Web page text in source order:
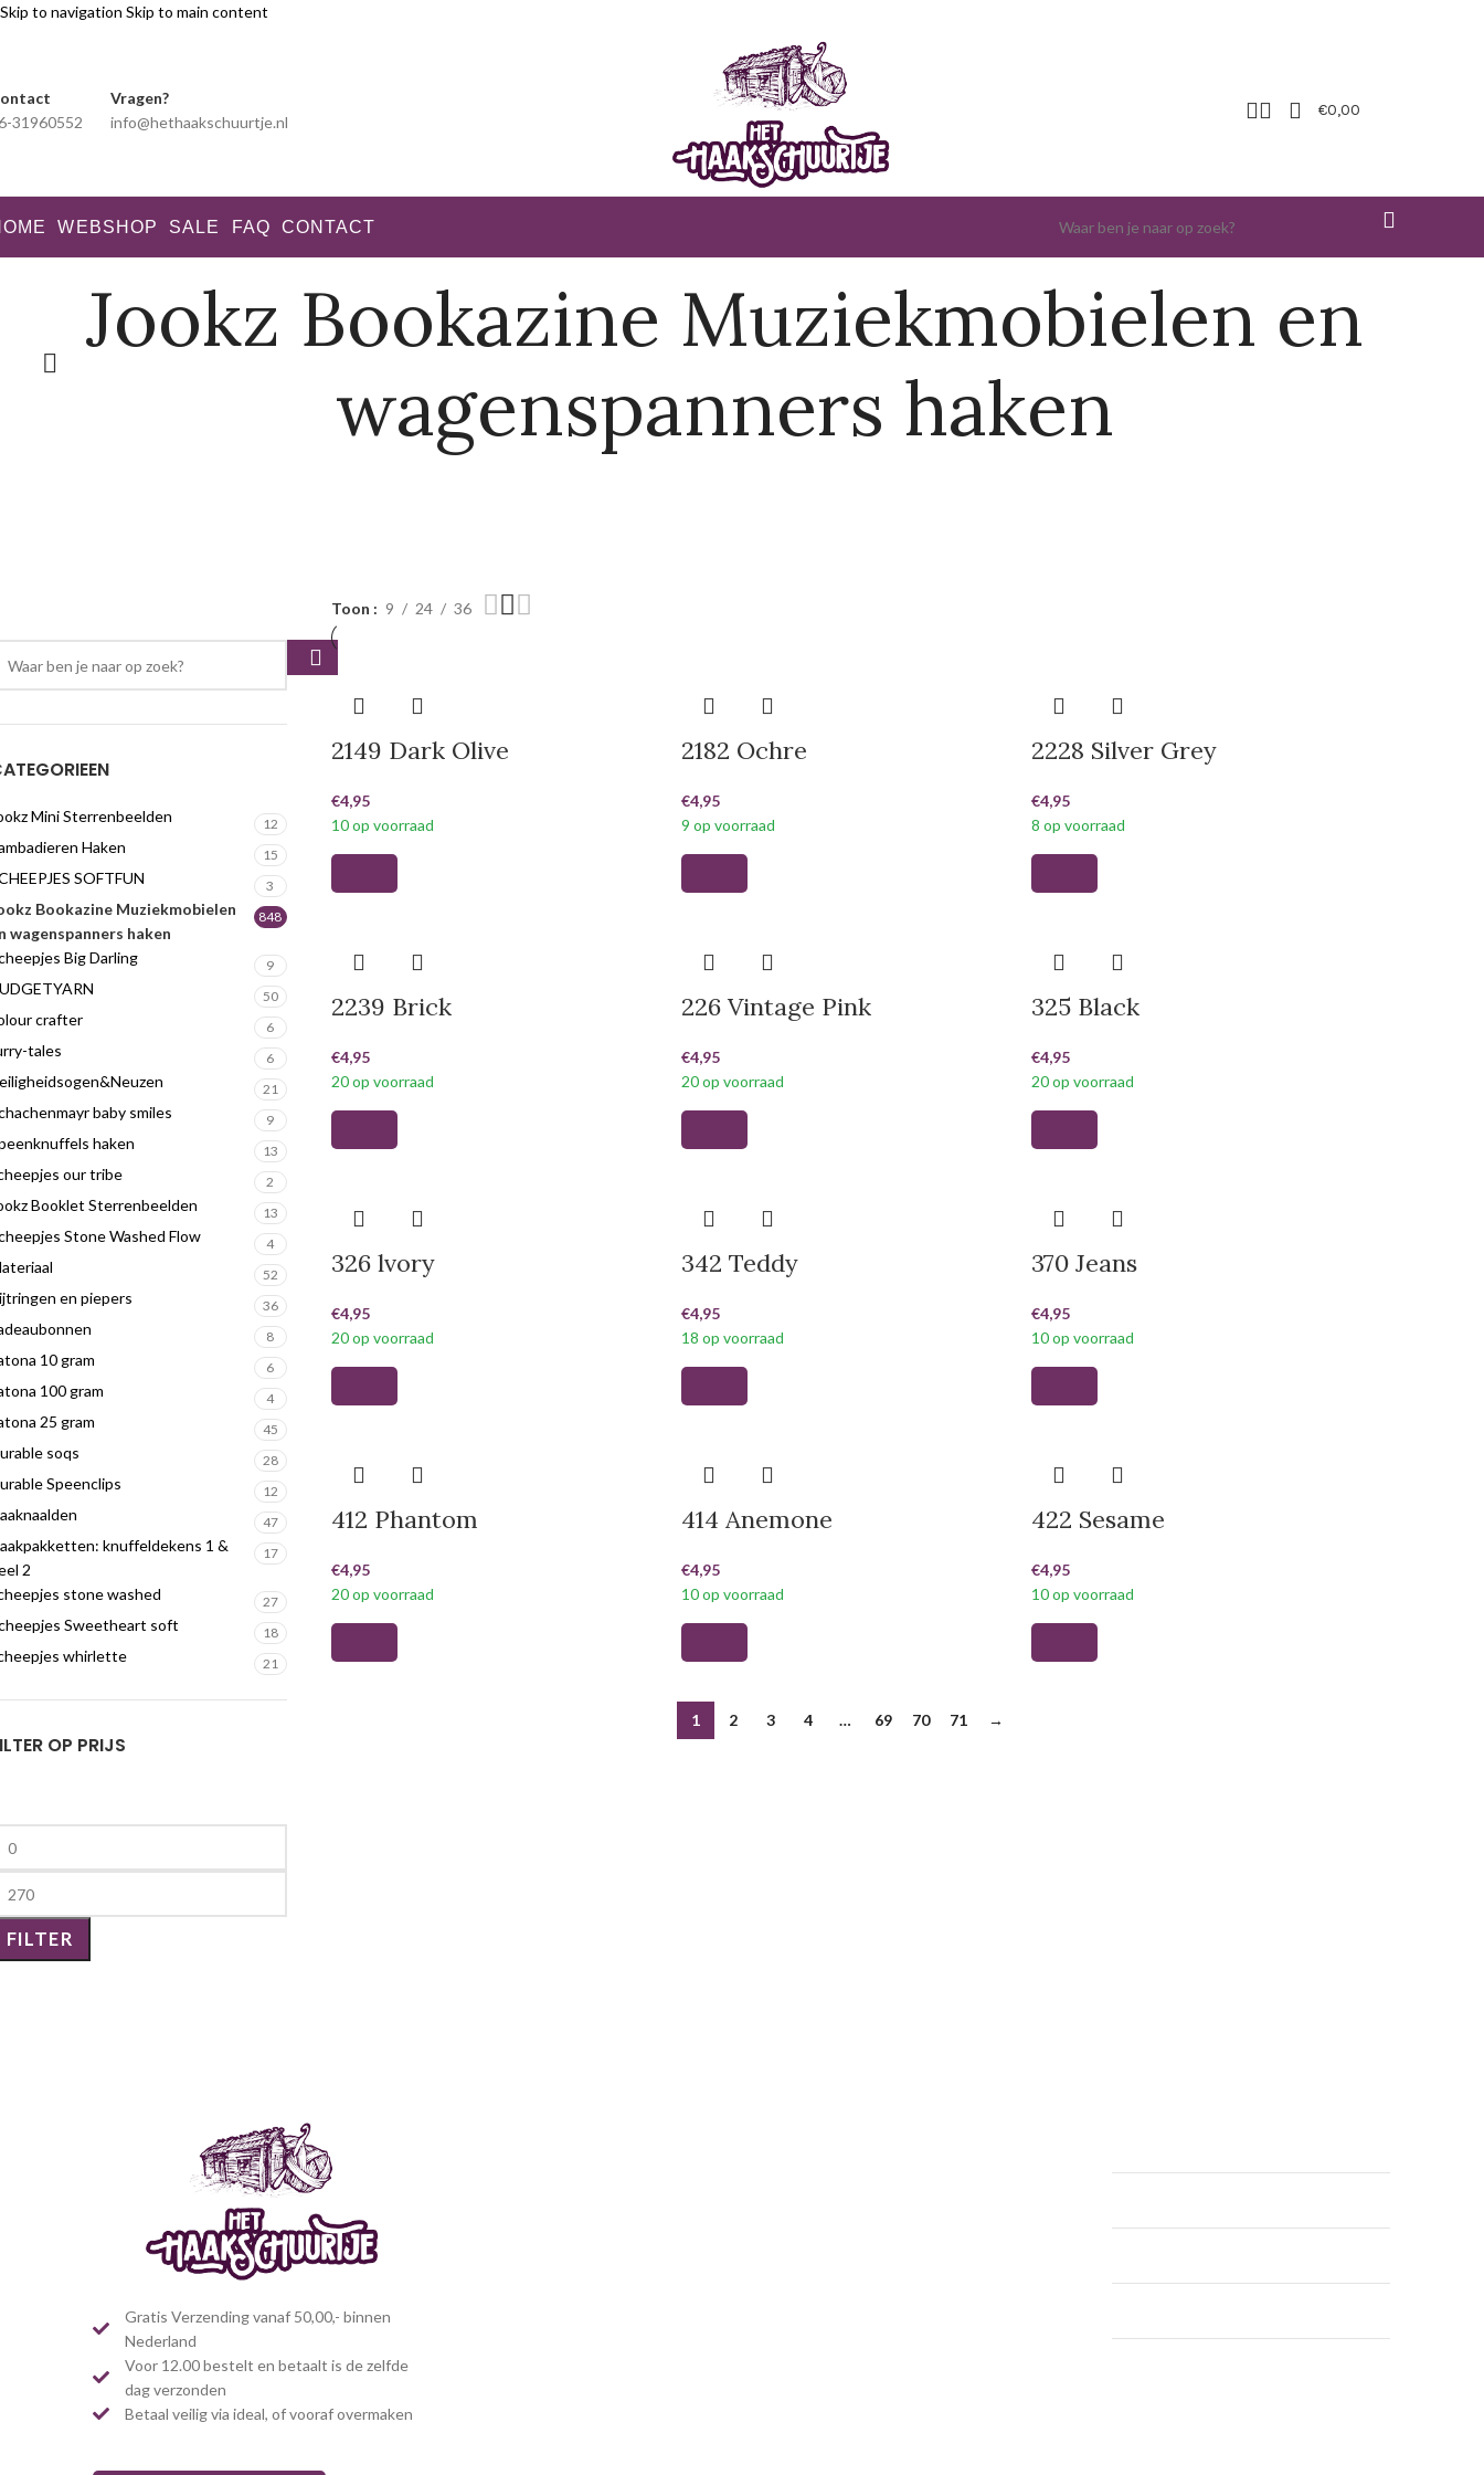
Skip to navigation Skip to main content
31960552
Vragen?
info@hethaakschuurtje.nl
€0,00
WEBSHOP SALE FAQ CONTACT
Jookz Bookazine Muziekmobielen en
wagenspanners haken
Mini Sterrenbeelden 12
Haken 15
SOFTFUN 3
Bookazine Muziekmobielen
wagenspanners haken
848
Big Darling 9
50
crafter 6
tales 6
21
baby smiles 9
haken 13
our tribe 2
Booklet Sterrenbeelden 13
Stone Washed Flow 4
52
en piepers 36
8
10 gram 6
100 gram 4
25 gram 45
soqs 28
Speenclips 12
47
knuffeldekens 1 &
2
17
stone washed 27
Sweetheart soft 18
whirlette 21
OP PRIJS
FILTER
Toon 9 24 36
2149 Dark Olive
€4,95
10 op voorraad
2182 Ochre
€4,95
9 op voorraad
2228 Silver Grey
€4,95
8 op voorraad
2239 Brick
€4,95
20 op voorraad
226 Vintage Pink
€4,95
20 op voorraad
325 Black
€4,95
20 op voorraad
326 lvory
€4,95
20 op voorraad
342 Teddy
€4,95
18 op voorraad
370 Jeans
€4,95
10 op voorraad
412 Phantom
€4,95
20 op voorraad
414 Anemone
€4,95
10 op voorraad
422 Sesame
€4,95
10 op voorraad
1 2 3 4 … 69 70 71 →
Gratis Verzending vanaf 50,00,- binnen
Nederland
Voor 12.00 bestelt en betaalt is de zelfde
dag verzonden
Betaal veilig via ideal, of vooraf overmaken